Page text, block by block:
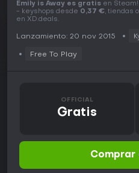
Emily is Away es gratis en
- keyshops desde 0,37 €, tiendas
en XD.deals.
Lanzamiento: 20 nov 2015
Free To Play
OFFICIAL
Gratis
Comprar